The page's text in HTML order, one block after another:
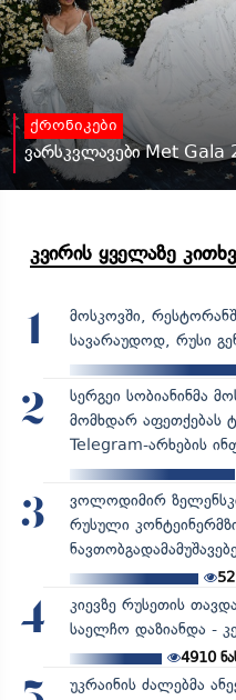
ქრონიკები
ვარსკვლავები Met
კვირის ყველაზე
1
მოსკოვში,
სავარაუდოდ, რუსი
2
სერგეი სობიანინმა
მომხდარ აფეთქებას
Telegram-არხების
3
ვოლოდიმირ
რუსული
4
კიევზე რუსეთის
საელჩო დაზიანდა -
4910
უკრაინის ძალებმა